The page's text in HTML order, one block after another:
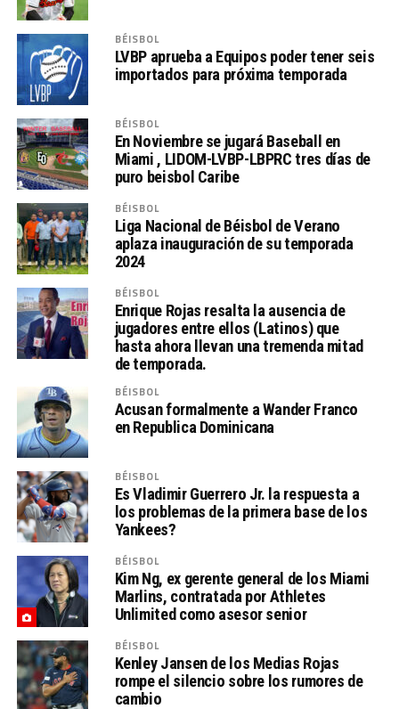
BÉISBOL
LVBP aprueba a Equipos poder tener seis
importados para próxima temporada
BÉISBOL
En Noviembre se jugará Baseball en
Miami , LIDOM-LVBP-LBPRC tres días de
puro beisbol Caribe
BÉISBOL
Liga Nacional de Béisbol de Verano
aplaza inauguración de su temporada
2024
BÉISBOL
Enrique Rojas resalta la ausencia de
jugadores entre ellos (Latinos) que
hasta ahora llevan una tremenda mitad
de temporada.
BÉISBOL
Acusan formalmente a Wander Franco
en Republica Dominicana
BÉISBOL
Es Vladimir Guerrero Jr. la respuesta a
los problemas de la primera base de los
Yankees?
BÉISBOL
Kim Ng, ex gerente general de los Miami
Marlins, contratada por Athletes
Unlimited como asesor senior
BÉISBOL
Kenley Jansen de los Medias Rojas
rompe el silencio sobre los rumores de
cambio